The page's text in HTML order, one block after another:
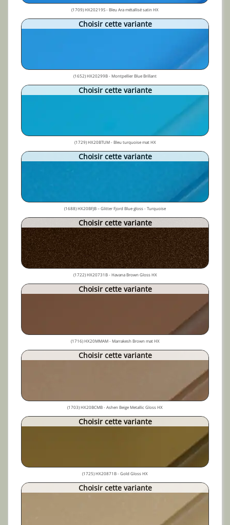
(1709) HX20219S - Bleu Ara métallisé satin HX
Choisir cette variante
(1652) HX20299B - Montpellier Blue Brillant
Choisir cette variante
(1729) HX20BTUM - Bleu turquoise mat HX
Choisir cette variante
(1688) HX20BFJB – Glitter Fjord Blue gloss - Turquoise
Choisir cette variante
(1722) HX20731B - Havana Brown Gloss HX
Choisir cette variante
(1716) HX20MMAM - Marrakesh Brown mat HX
Choisir cette variante
(1703) HX20BCMB - Ashen Beige Metallic Gloss HX
Choisir cette variante
(1725) HX20871B - Gold Gloss HX
Choisir cette variante